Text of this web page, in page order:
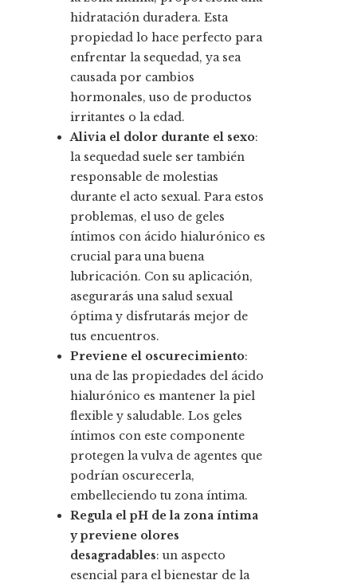
hidratación duradera. Esta
propiedad lo hace perfecto para
enfrentar la sequedad, ya sea
causada por cambios
hormonales, uso de productos
irritantes o la edad.
Alivia el dolor durante el sexo:
la sequedad suele ser también
responsable de molestias
durante el acto sexual. Para estos
problemas, el uso de geles
íntimos con ácido hialurónico es
crucial para una buena
lubricación. Con su aplicación,
asegurarás una salud sexual
óptima y disfrutarás mejor de
tus encuentros.
Previene el oscurecimiento:
una de las propiedades del ácido
hialurónico es mantener la piel
flexible y saludable. Los geles
íntimos con este componente
protegen la vulva de agentes que
podrían oscurecerla,
embelleciendo tu zona íntima.
Regula el pH de la zona íntima
y previene olores
desagradables: un aspecto
esencial para el bienestar de la